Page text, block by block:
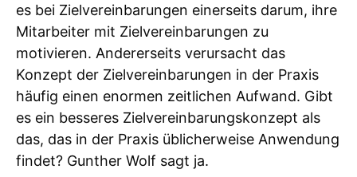
es bei Zielvereinbarungen einerseits darum, ihre
Mitarbeiter mit Zielvereinbarungen zu
motivieren. Andererseits verursacht das
Konzept der Zielvereinbarungen in der Praxis
häufig einen enormen zeitlichen Aufwand. Gibt
es ein besseres Zielvereinbarungskonzept als
das, das in der Praxis üblicherweise Anwendung
findet? Gunther Wolf sagt ja.